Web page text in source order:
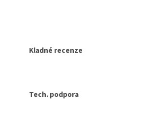
a
v
Kladné recenze
Tech. podpora